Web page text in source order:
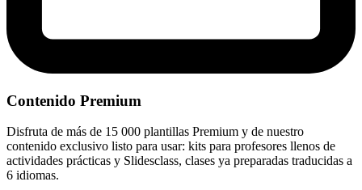
Contenido Premium
Disfruta de más de 15 000 plantillas Premium y de nuestro
contenido exclusivo listo para usar: kits para profesores llenos de
actividades prácticas y Slidesclass, clases ya preparadas traducidas a
6 idiomas.